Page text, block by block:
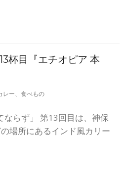
杯目『エチオピア 本
レー、 食べもの
ならず」 第13回目は、神保
場所にあるインド風カリー